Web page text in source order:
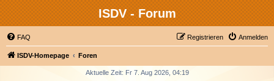
ISDV - Forum
FAQ Anmelden
Registrieren
ISDV-Homepage Foren
Aktuelle Zeit: Fr 7. Aug 2026, 04:19